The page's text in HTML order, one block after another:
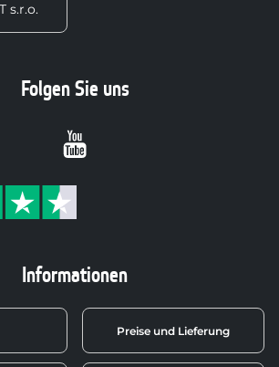
s.r.o.
Informationen
Preise und Lieferung
Folgen Sie uns
Youtube